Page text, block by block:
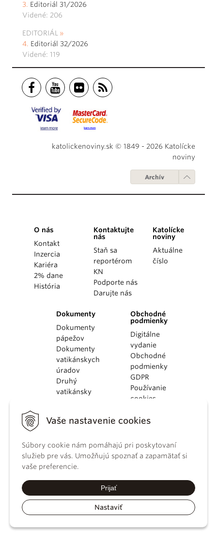
Vaše nastavenie cookies
Súbory cookie nám pomáhajú pri poskytovaní
služieb pre vás. Umožňujú spoznať a zapamätať si
vaše preferencie.
Prijať
Nastaviť
Editoriál 31/2026
Videné: 206
EDITORIÁL
Editoriál 32/2026
Videné: 119
katolickenoviny.sk © 1849 - 2026 Katolícke
noviny
Archív
O nás
Kontakt
Inzercia
Kariéra
2% dane
História
Kontaktujte
nás
Staň sa
reportérom
KN
Podporte nás
Darujte nás
Katolícke
noviny
Aktuálne
číslo
Dokumenty
Dokumenty
pápežov
Dokumenty
vatikánskych
úradov
Druhý
vatikánsky
KBS
kánonického
práva
Katechizmus
Obchodné
podmienky
Digitálne
vydanie
Obchodné
podmienky
GDPR
Používanie
cookies